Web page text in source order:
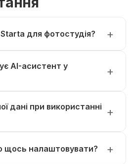
для фотостудія?
AI-асистент у
дані при використанні
щось налаштовувати?